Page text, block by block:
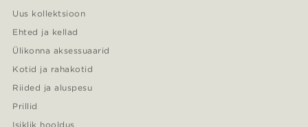
Uus kollektsioon
Ehted ja kellad
Ülikonna aksessuaarid
Kotid ja rahakotid
Riided ja aluspesu
Prillid
Isiklik hooldus